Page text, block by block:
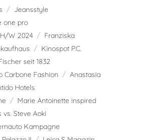
Jeansstyle
one pro
W 2024
Franziska
Kinospot P.C.
seit 1832
Carbone Fashion
Anastasia
Hotels
Marie Antoinette inspired
Steve Aoki
Kampagne